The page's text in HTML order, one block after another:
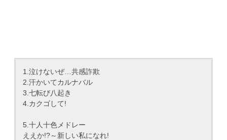
1.泣けないぜ…共感詐欺
2.汗かいてカルナバル
3.七転び八起き
4.カクゴして!
5.十人十色メドレー
ええか!?～新しい私になれ!